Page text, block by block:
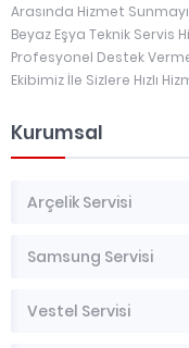
Arasında Hizmet
Beyaz Eşya Teknik
Profesyonel Destek
Ekibimiz İle Sizlere Hızlı
Kurumsal
Arçelik Servisi
Samsung Servisi
Vestel Servisi